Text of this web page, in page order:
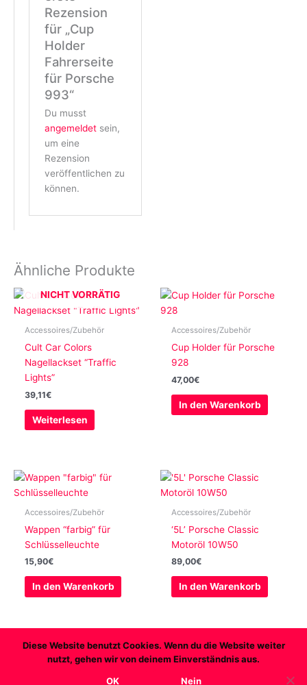
Rezension
für „Cup
Holder
Fahrerseite
für Porsche
993“
Du musst
angemeldet sein,
um eine
Rezension
veröffentlichen zu
können.
Ähnliche Produkte
NICHT VORRÄTIG
Accessoires/Zubehör
Cult Car Colors
Nagellackset “Traffic
Lights”
39,11€
Weiterlesen
Accessoires/Zubehör
Cup Holder für Porsche
928
47,00€
In den Warenkorb
Accessoires/Zubehör
Wappen “farbig” für
Schlüsselleuchte
15,90€
In den Warenkorb
Accessoires/Zubehör
‘5L’ Porsche Classic
Motoröl 10W50
89,00€
In den Warenkorb
Diese Website benutzt Cookies. Wenn du die Website weiter
nutzt, gehen wir von deinem Einverständnis aus.
OK
Nein